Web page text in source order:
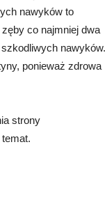
nawyków to
co najmniej dwa
nawyków.
ponieważ zdrowa
strony